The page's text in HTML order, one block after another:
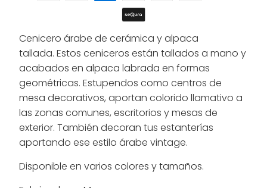
Cenicero árabe de cerámica y alpaca
tallada. Estos ceniceros están tallados a mano y
acabados en alpaca labrada en formas
geométricas. Estupendos como centros de
mesa decorativos, aportan colorido llamativo a
las zonas comunes, escritorios y mesas de
exterior. También decoran tus estanterías
aportando ese estilo árabe vintage.
Disponible en varios colores y tamaños.